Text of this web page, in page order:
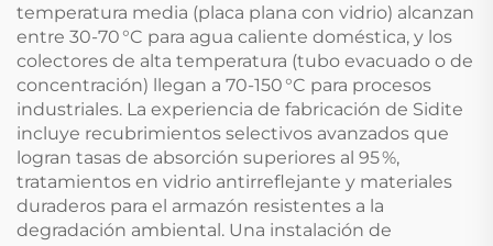
temperatura media (placa plana con vidrio) alcanzan
entre 30-70 °C para agua caliente doméstica, y los
colectores de alta temperatura (tubo evacuado o de
concentración) llegan a 70-150 °C para procesos
industriales. La experiencia de fabricación de Sidite
incluye recubrimientos selectivos avanzados que
logran tasas de absorción superiores al 95 %,
tratamientos en vidrio antirreflejante y materiales
duraderos para el armazón resistentes a la
degradación ambiental. Una instalación de